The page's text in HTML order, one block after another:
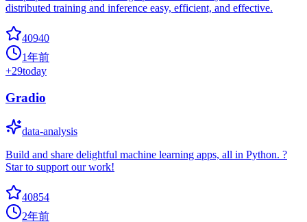
distributed training and inference easy, efficient, and effective.
40940
1年前
+29today
Gradio
data-analysis
Build and share delightful machine learning apps, all in Python. ?
Star to support our work!
40854
2年前